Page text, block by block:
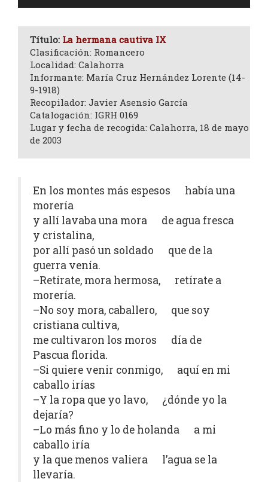
Título: La hermana cautiva IX
Clasificación: Romancero
Localidad: Calahorra
Informante: María Cruz Hernández Lorente (14-
9-1918)
Recopilador: Javier Asensio García
Catalogación: IGRH 0169
Lugar y fecha de recogida: Calahorra, 18 de mayo
de 2003
En los montes más espesos había una
morería
y allí lavaba una mora de agua fresca
y cristalina,
por allí pasó un soldado que de la
guerra venía.
–Retírate, mora hermosa, retírate a
morería.
–No soy mora, caballero, que soy
cristiana cultiva,
me cultivaron los moros día de
Pascua florida.
–Si quiere venir conmigo, aquí en mi
caballo irías
–Y la ropa que yo lavo, ¿dónde yo la
dejaría?
–Lo más fino y lo de holanda a mi
caballo iría
y la que menos valiera l’agua se la
llevaría.